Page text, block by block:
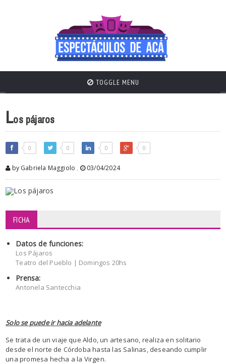
TOGGLE MENU
Los pájaros
0 0 0 0
by Gabriela Maggiolo , 03/04/2024
FICHA
Datos de funciones:
Los Pájaros
Teatro del Pueblo | Domingos 20hs
Prensa:
Antonela Santecchia
Solo se puede ir hacia adelante
Se trata de un viaje que Aldo, un artesano, realiza en solitario
desde el norte de Córdoba hasta las Salinas, deseando cumplir
una promesa hecha a la Virgen.